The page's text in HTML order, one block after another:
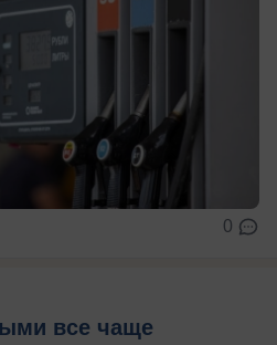
0
все чаще